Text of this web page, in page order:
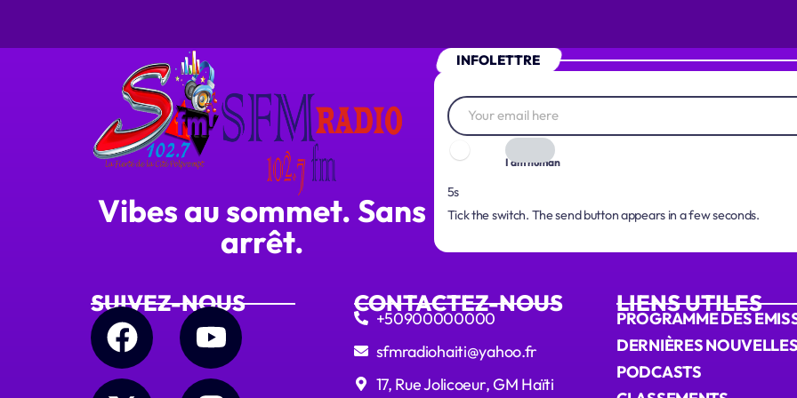
Vibes au sommet. Sans
arrêt.
INFOLETTRE
I am human
5s
Tick the switch. The send button appears in a few seconds.
SUIVEZ-NOUS CONTACTEZ-NOUS
+50900000000
sfmradiohaiti@yahoo.fr
17, Rue Jolicoeur, GM Haïti
LIENS UTILES
PROGRAMME DES
DERNIÈRES NOUVELLES
PODCASTS